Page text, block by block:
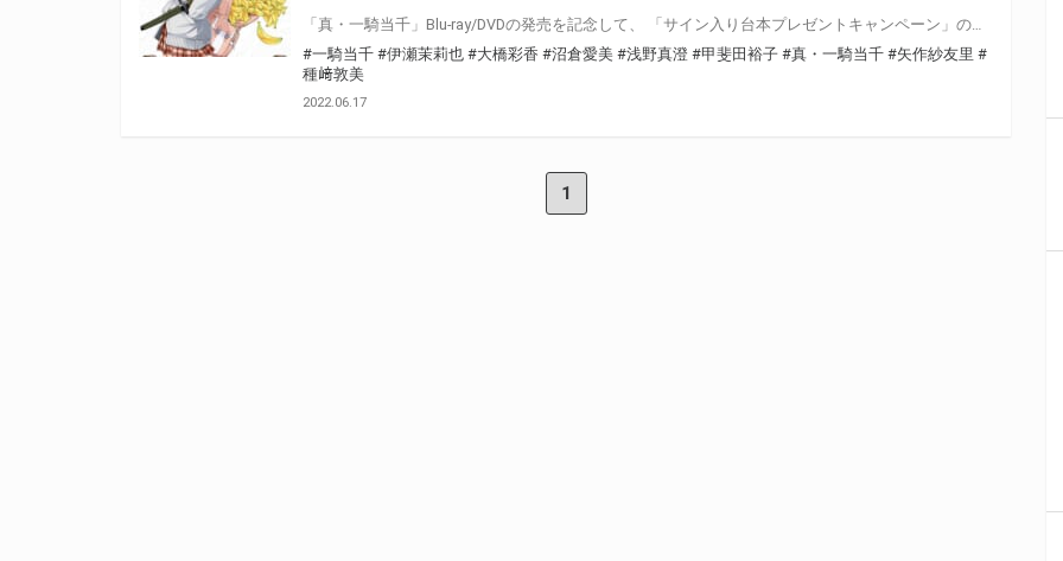
#一騎当千 #伊瀬茉莉也 #大橋彩香 #沼倉愛美 #浅野真澄 #甲斐田裕子 #真・一騎当千 #矢作紗友里 #
種﨑敦美
2022.06.17
1